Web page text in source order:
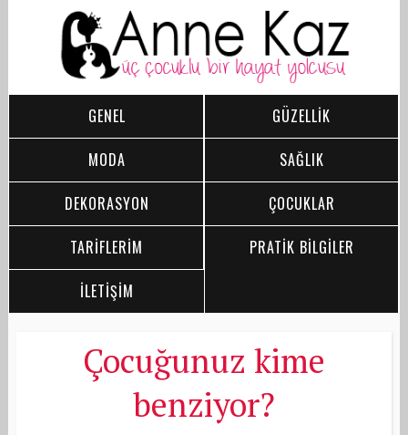
GENEL
GÜZELLİK
MODA
SAĞLIK
DEKORASYON
ÇOCUKLAR
TARİFLERİM
PRATİK BİLGİLER
İLETİŞİM
Çocuğunuz kime
benziyor?